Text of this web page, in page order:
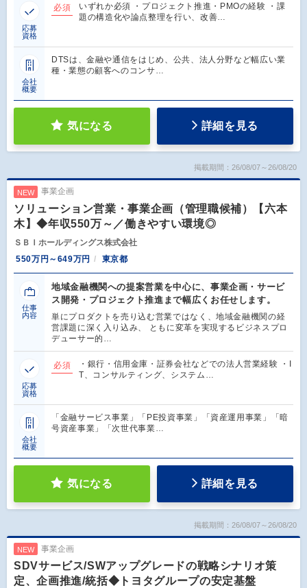
応募
資格
必須
いずれか必須 ・プロジェクト推進・PMOの経験 ・課
題の構造化や論点整理を行い、改善…
会社
概要
DTSは、金融や通信をはじめ、公共、法人分野など幅広い業
種・業態の顧客へのコンサ…
気になる 詳細を見る
掲載期間：26/08/07～26/08/20
NEW 事業企画
ソリューション営業・事業企画（管理職候補）【六本
木】◆年収550万～／働きやすい環境◎
ＳＢＩホールディングス株式会社
550万円～649万円
東京都
仕事
内容
地域金融機関への提案営業を中心に、事業企画・サービ
ス開発・プロジェクト推進まで幅広くお任せします。
単にプロダクトを売り込む営業ではなく、地域金融機関の経
営課題に深く入り込み、 ともに変革を実現するビジネスプロ
デューサー的…
応募
資格
必須
・銀行・信用金庫・証券会社などでの法人営業経験 ・I
T、コンサルティング、システム…
会社
概要
「金融サービス事業」「PE投資事業」「資産運用事業」「暗
号資産事業」「次世代事業…
気になる 詳細を見る
掲載期間：26/08/07～26/08/20
NEW 事業企画
SDVサービス/SWアップグレードの戦略シナリオ策
定、企画推進/統括◆トヨタグループの安定基盤